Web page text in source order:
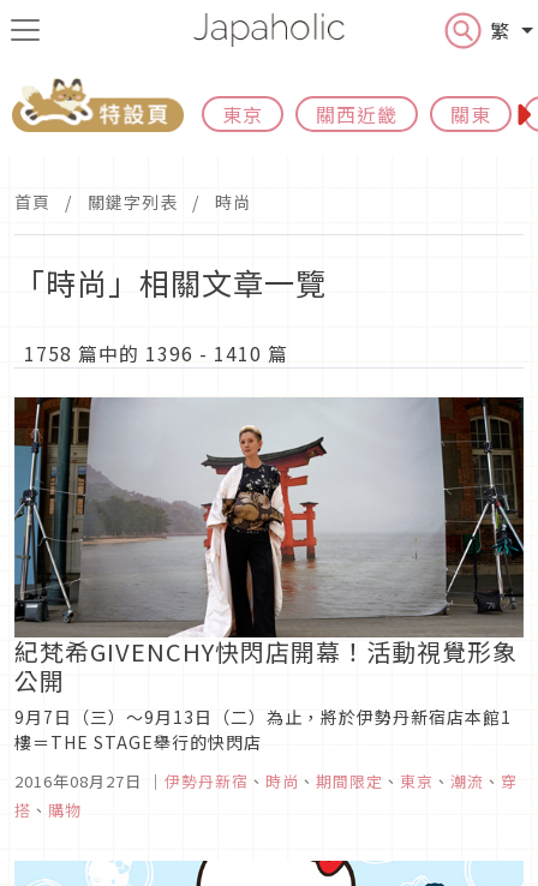
繁
東京 關西近畿 關東
首頁 關鍵字列表 時尚
「時尚」相關文章一覽
1758 篇中的 1396 - 1410 篇
紀梵希GIVENCHY快閃店開幕！活動視覺形象
公開
9月7日（三）～9月13日（二）為止，將於伊勢丹新宿店本館1
樓＝THE STAGE舉行的快閃店
2016年08月27日 ｜ 伊勢丹新宿 、 時尚 、 期間限定 、 東京 、 潮流 、 穿
搭 、 購物